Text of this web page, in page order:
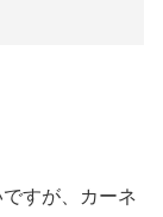
すが、カーネ